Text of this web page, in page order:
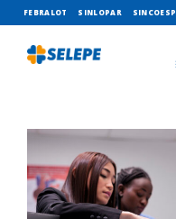
FEBRALOT SINLOPAR SINCOESP